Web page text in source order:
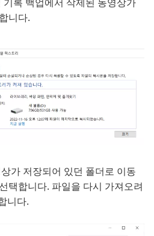
니다.
가 저장되어 있던 폴더로 이동
택합니다. 파일을 다시 가져오려
니다.